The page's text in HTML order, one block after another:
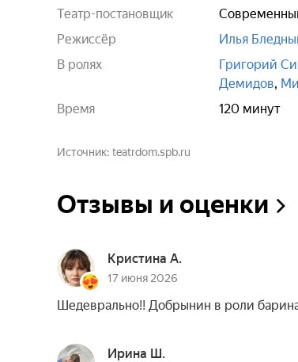
Театр-постановщик
Режиссёр
Илья
В ролях
Григорий
Демидов,
Время
120 минут
Источник teatrdom.spb.ru
Отзывы и оценки
Кристина А.
17 июня 2026
Шедеврально!! Добрынин в роли
Ирина Ш.